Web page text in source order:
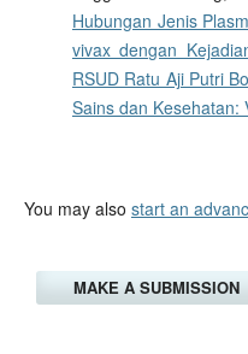
Hubungan Jenis
vivax dengan
RSUD Ratu Aji Putri
Sains dan Kesehatan:
You may also start an
MAKE A SUBMISSION